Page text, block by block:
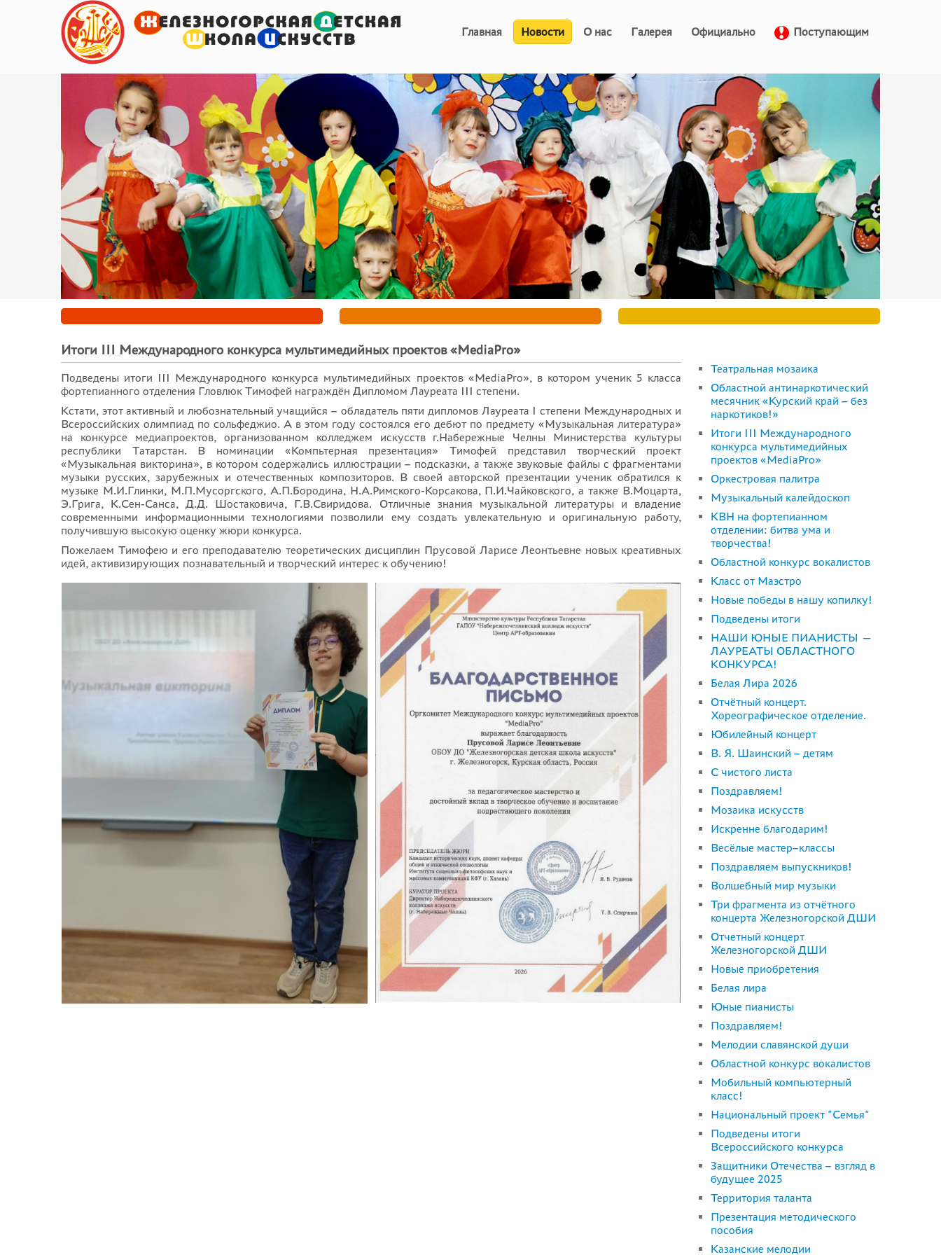
Главная Новости О нас Галерея Официально Поступающим
Итоги III Международного конкурса мультимедийных проектов «MediaPro»
Подведены итоги III Международного конкурса мультимедийных проектов «MediaPro», в котором ученик 5 класса
фортепианного отделения Гловлюк Тимофей награждён Дипломом Лауреата III степени.
Кстати, этот активный и любознательный учащийся – обладатель пяти дипломов Лауреата I степени Международных и
Всероссийских олимпиад по сольфеджио. А в этом году состоялся его дебют по предмету «Музыкальная литература»
на конкурсе медиапроектов, организованном колледжем искусств г.Набережные Челны Министерства культуры
республики Татарстан. В номинации «Компьтерная презентация» Тимофей представил творческий проект
«Музыкальная викторина», в котором содержались иллюстрации – подсказки, а также звуковые файлы с фрагментами
музыки русских, зарубежных и отечественных композиторов. В своей авторской презентации ученик обратился к
музыке М.И.Глинки, М.П.Мусоргского, А.П.Бородина, Н.А.Римского-Корсакова, П.И.Чайковского, а также В.Моцарта,
Э.Грига, К.Сен-Санса, Д.Д. Шостаковича, Г.В.Свиридова. Отличные знания музыкальной литературы и владение
современными информационными технологиями позволили ему создать увлекательную и оригинальную работу,
получившую высокую оценку жюри конкурса.
Пожелаем Тимофею и его преподавателю теоретических дисциплин Прусовой Ларисе Леонтьевне новых креативных
идей, активизирующих познавательный и творческий интерес к обучению!
Театральная мозаика
Областной антинаркотический
месячник «Курский край – без
наркотиков!»
Итоги III Международного
конкурса мультимедийных
проектов «MediaPro»
Оркестровая палитра
Музыкальный калейдоскоп
КВН на фортепианном
отделении: битва ума и
творчества!
Областной конкурс вокалистов
Класс от Маэстро
Новые победы в нашу копилку!
Подведены итоги
НАШИ ЮНЫЕ ПИАНИСТЫ —
ЛАУРЕАТЫ ОБЛАСТНОГО
КОНКУРСА!
Белая Лира 2026
Отчётный концерт.
Хореографическое отделение.
Юбилейный концерт
В. Я. Шаинский – детям
С чистого листа
Поздравляем!
Мозаика искусств
Искренне благодарим!
Весёлые мастер–классы
Поздравляем выпускников!
Волшебный мир музыки
Три фрагмента из отчётного
концерта Железногорской ДШИ
Отчетный концерт
Железногорской ДШИ
Новые приобретения
Белая лира
Юные пианисты
Поздравляем!
Мелодии славянской души
Областной конкурс вокалистов
Мобильный компьютерный
класс!
Национальный проект "Семья"
Подведены итоги
Всероссийского конкурса
Защитники Отечества – взгляд в
будущее 2025
Территория таланта
Презентация методического
пособия
Казанские мелодии